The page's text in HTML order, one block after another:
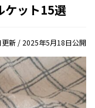
ケット15選
新 / 2025年5月18日公開